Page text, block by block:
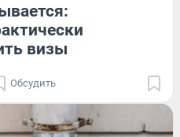
визы
Обсудить